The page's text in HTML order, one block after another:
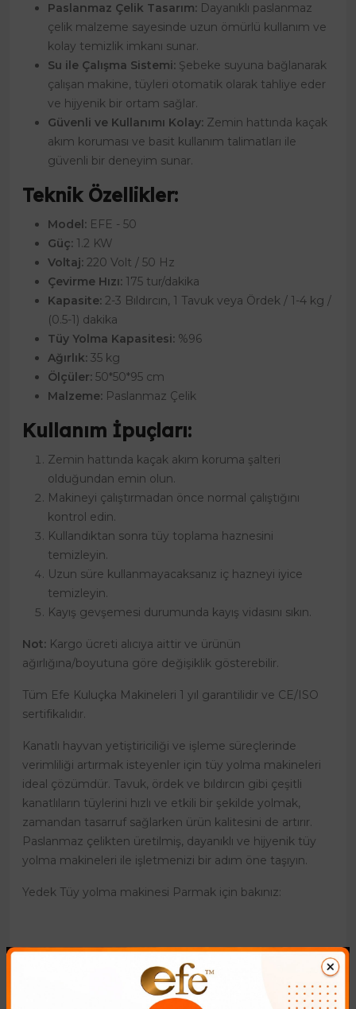
Paslanmaz Çelik Tasarım: Dayanıklı paslanmaz
çelik malzeme sayesinde uzun ömürlü kullanım ve
kolay temizlik imkanı sunar.
Su ile Çalışma Sistemi: Şebeke suyuna bağlanarak
çalışan makine, tüyleri otomatik olarak tahliye eder
ve hijyenik bir ortam sağlar.
Güvenli ve Kullanımı Kolay: Zemin hattında kaçak
akım koruması ve basit kullanım talimatları ile
güvenli bir deneyim sunar.
Teknik Özellikler:
Model: EFE - 50
Güç: 1.2 KW
Voltaj: 220 Volt / 50 Hz
Çevirme Hızı: 175 tur/dakika
Kapasite: 2-3 Bıldırcın, 1 Tavuk veya Ördek / 1-4 kg /
(0.5-1) dakika
Tüy Yolma Kapasitesi: %96
Ağırlık: 35 kg
Ölçüler: 50*50*95 cm
Malzeme: Paslanmaz Çelik
Kullanım İpuçları:
Zemin hattında kaçak akım koruma şalteri
olduğundan emin olun.
Makineyi çalıştırmadan önce normal çalıştığını
kontrol edin.
Kullandıktan sonra tüy toplama haznesini
temizleyin.
Uzun süre kullanmayacaksanız iç hazneyi iyice
temizleyin.
Kayış gevşemesi durumunda kayış vidasını sıkın.
Not: Kargo ücreti alıcıya aittir ve ürünün
ağırlığına/boyutuna göre değişiklik gösterebilir.
Tüm Efe Kuluçka Makineleri 1 yıl garantilidir ve CE/ISO
sertifikalıdır.
Kanatlı hayvan yetiştiriciliği ve işleme süreçlerinde
verimliliği artırmak isteyenler için tüy yolma makineleri
ideal çözümdür. Tavuk, ördek ve bıldırcın gibi çeşitli
kanatlıların tüylerini hızlı ve etkili bir şekilde yolmak,
zamandan tasarruf sağlarken ürün kalitesini de artırır.
Paslanmaz çelikten üretilmiş, dayanıklı ve hijyenik tüy
yolma makineleri ile işletmenizi bir adım öne taşıyın.
Yedek Tüy yolma makinesi Parmak için bakınız: